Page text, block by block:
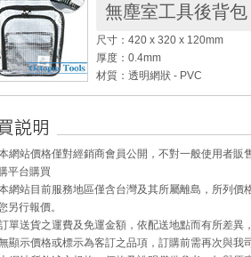
Engineer原廠影片
芯線直徑： Φ0.20 ~ 0.32
◎ 鉗口模 ( 2 )
鉗口幅度： 1.4mm
鉗口高度： 0.55mm
鉗口厚度： 1.7mm
AWG： #28 ~ #24
◎ 鉗口模 ( 3 )
鉗口高度： 0.8mm
芯線直徑： Φ0.51 ~ 0.64
AWG： #24 ~ #22
無塵室工具後背
尺寸：420 x 320 x 120mm
厚度：0.4mm
材質：透明網狀 - PVC
顏色：透明
◆ 背帶上的塑鋼日型長方環可隨
◆ 工具背包有三層收納空間, 均
網站價格僅對經銷商會員公開，不對一般使用者
平台購買
網站目前服務地區僅含台灣及其所屬離島，所列
另行報價。
單送貨之運費及免運金額，依配送地點而有所差異
顯示價格或標示為客訂之品項，訂購前需再次與我